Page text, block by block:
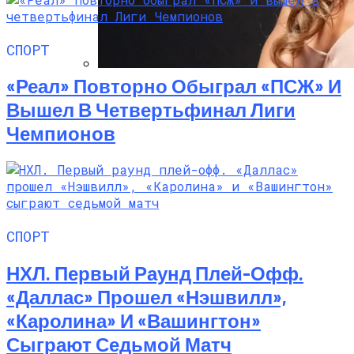
Алёна Шоптенко Показала
Танцевальный Мастер-Класс На Пляже
В Турции
СПОРТ
«Реал» Повторно Обыграл «ПСЖ» И
Вышел В Четвертьфинал Лиги
Чемпионов
СПОРТ
НХЛ. Первый Раунд Плей-Офф.
«Даллас» Прошел «Нэшвилл»,
«Каролина» И «Вашингтон»
Сыграют Седьмой Матч